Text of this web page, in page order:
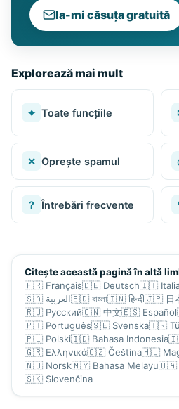
Ia-mi căsuța gratuită
Explorează mai mult
✦ Toate funcțiile
✕ Oprește spamul
? Întrebări frecvente
Citește această pagină în altă
🇫🇷 Français🇩🇪 Deutsch🇮🇹
🇸🇦 العربية🇧🇩 বাংলা🇮🇳 हिन्दी🇯🇵 日
🇷🇺 Русский🇨🇳 中文🇪🇸 Español
🇵🇹 Português🇸🇪 Svenska🇹🇷
🇵🇱 Polski🇮🇩 Bahasa Indonesia
🇬🇷 Ελληνικά🇨🇿 Čeština🇭🇺
🇳🇴 Norsk🇲🇾 Bahasa Melayu🇺🇦
🇸🇰 Slovenčina